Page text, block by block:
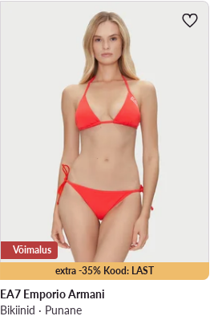
extra -35% Kood: LAST
Võimalus
EA7 Emporio Armani
Bikiinid · Punane